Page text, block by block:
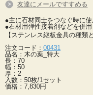
友達にメールですすめる
●主に石材同士をつなぐ時に
●石材用弾性接着剤などを併用
【ステンレス継板金具の種類
注文コード： 00431
品名：木の葉_特大
長：70
幅：50
厚：2
入数：50枚/1セット
価格：7,830円